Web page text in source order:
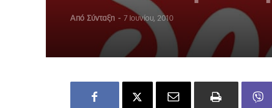
Από Σύνταξη - 7 Ιουνίου, 2010